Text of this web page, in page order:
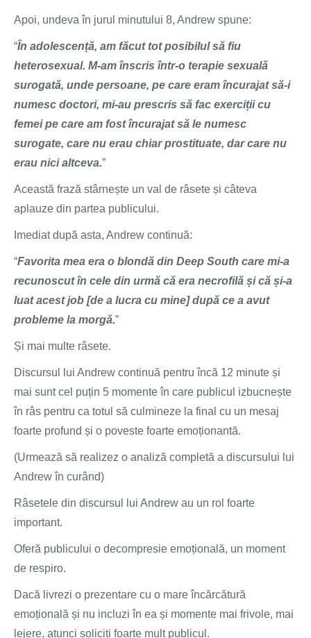
Apoi, undeva în jurul minutului 8, Andrew spune:
“În adolescență, am făcut tot posibilul să fiu
heterosexual. M-am înscris într-o terapie sexuală
surogată, unde persoane, pe care eram încurajat să-i
numesc doctori, mi-au prescris să fac exerciții cu
femei pe care am fost încurajat să le numesc
surogate, care nu erau chiar prostituate, dar care nu
erau nici altceva.”
Această frază stârnește un val de râsete și câteva
aplauze din partea publicului.
Imediat după asta, Andrew continuă:
“Favorita mea era o blondă din Deep South care mi-a
recunoscut în cele din urmă că era necrofilă și că și-a
luat acest job [de a lucra cu mine] după ce a avut
probleme la morgă.”
Și mai multe râsete.
Discursul lui Andrew continuă pentru încă 12 minute și
mai sunt cel puțin 5 momente în care publicul izbucnește
în râs pentru ca totul să culmineze la final cu un mesaj
foarte profund și o poveste foarte emoționantă.
(Urmează să realizez o analiză completă a discursului lui
Andrew în curând)
Râsetele din discursul lui Andrew au un rol foarte
important.
Oferă publicului o decompresie emoțională, un moment
de respiro.
Dacă livrezi o prezentare cu o mare încărcătură
emoțională și nu incluzi în ea și momente mai frivole, mai
lejere, atunci soliciți foarte mult publicul.